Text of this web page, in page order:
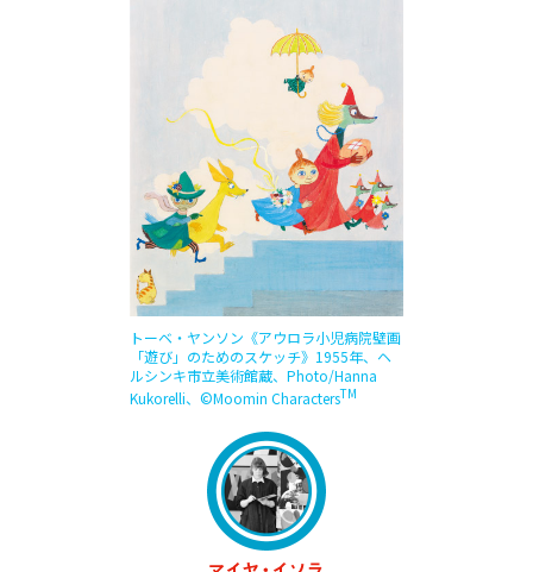
トーベ・ヤンソン《アウロラ小児病院壁画
「遊び」のためのスケッチ》1955年、ヘ
ルシンキ市立美術館蔵、Photo/Hanna
Kukorelli、©︎Moomin CharactersTM